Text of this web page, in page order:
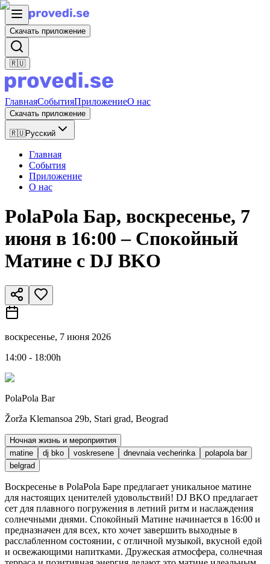
Скачать приложение
🇷🇺
ГлавнаяСобытияПриложениеО нас
Скачать приложение
🇷🇺Русский
Главная
События
Приложение
О нас
PolaPola Бар, воскресенье, 7
июня в 16:00 – Спокойный
Матине с DJ BKO
воскресенье, 7 июня 2026
14:00 - 18:00h
PolaPola Bar
Žorža Klemansoa 29b, Stari grad, Beograd
Ночная жизнь и мероприятия
matine
dj bko voskresene dnevnaia vecherinka
polapola bar
belgrad
Воскресенье в PolaPola Баре предлагает уникальное матине
для настоящих ценителей удовольствий! DJ BKO предлагает
сет для плавного погружения в летний ритм и наслаждения
солнечными днями. Спокойный Матине начинается в 16:00 и
предназначен для всех, кто хочет завершить выходные в
расслабленном состоянии, с отличной музыкой, вкусной едой
и освежающими напитками. Дружеская атмосфера, солнечная